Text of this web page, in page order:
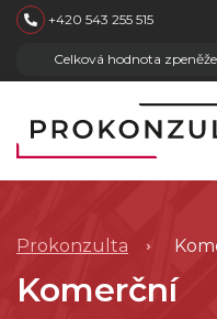
skip to main content
+420 543 255 515
Celková hodnota
Prokonzulta
Komerční